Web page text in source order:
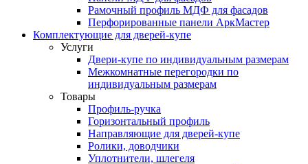
Рамочный профиль МДФ для фасадов
Перфорированные панели АркМастер
Комплектующие для дверей-купе
Услуги
Двери-купе по индивидуальным размерам
Межкомнатные перегородки по
индивидуальным размерам
Товары
Профиль-ручка
Горизонтальный профиль
Направляющие для дверей-купе
Ролики, доводчики
Уплотнители, шлегеля